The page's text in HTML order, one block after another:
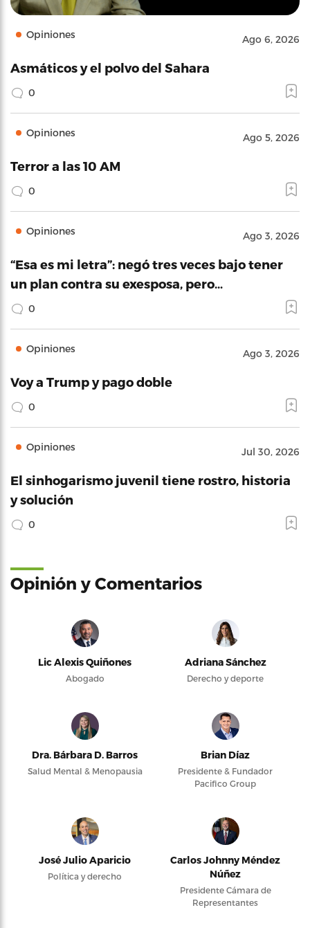
Opiniones Ago 6, 2026
Asmáticos y el polvo del Sahara
0
Opiniones Ago 5, 2026
Terror a las 10 AM
0
Opiniones Ago 3, 2026
“Esa es mi letra”: negó tres veces bajo tener
un plan contra su exesposa, pero…
0
Opiniones Ago 3, 2026
Voy a Trump y pago doble
0
Opiniones Jul 30, 2026
El sinhogarismo juvenil tiene rostro, historia
y solución
0
Opinión y Comentarios
Lic Alexis Quiñones
Abogado
Adriana Sánchez
Derecho y deporte
Dra. Bárbara D. Barros
Salud Mental & Menopausia
Brian Díaz
Presidente & Fundador
Pacifico Group
José Julio Aparicio
Política y derecho
Carlos Johnny Méndez
Núñez
Presidente Cámara de
Representantes